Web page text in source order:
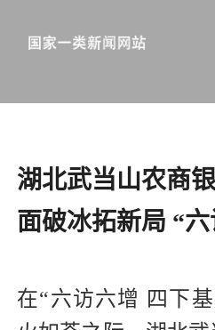
湖北武当山农商
面破冰拓新局 “
在“六访六增 四下